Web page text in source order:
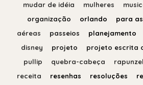
mudar de idéia
mulheres
organização
orlando para
aéreas
passeios planejamento
disney
projeto projeto escrita
pullip
quebra-cabeça
receita
resenhas resoluções